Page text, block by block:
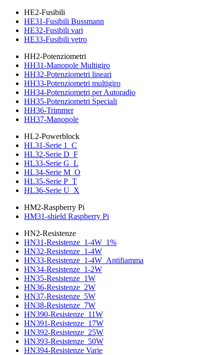
HE2-Fusibili
HE31-Fusibili Bussmann
HE32-Fusibili vari
HE33-Fusibili vetro
HH2-Potenziometri
HH31-Manopole Multigiro
HH32-Potenziometri lineari
HH33-Potenziometri multigiro
HH34-Potenziometri per Autoradio
HH35-Potenziometri Speciali
HH36-Trimmer
HH37-Manopole
HL2-Powerblock
HL31-Serie 1_C
HL32-Serie D_F
HL33-Serie G_L
HL34-Serie M_O
HL35-Serie P_T
HL36-Serie U_X
HM2-Raspberry Pi
HM31-shield Raspberry Pi
HN2-Resistenze
HN31-Resistenze_1-4W_1%
HN32-Resistenze_1-4W
HN33-Resistenze_1-4W_Antifiamma
HN34-Resistenze_1-2W
HN35-Resistenze_1W
HN36-Resistenze_2W
HN37-Resistenze_5W
HN38-Resistenze_7W
HN390-Resistenze_11W
HN391-Resistenze_17W
HN392-Resistenze_25W
HN393-Resistenze_50W
HN394-Resistenze Varie